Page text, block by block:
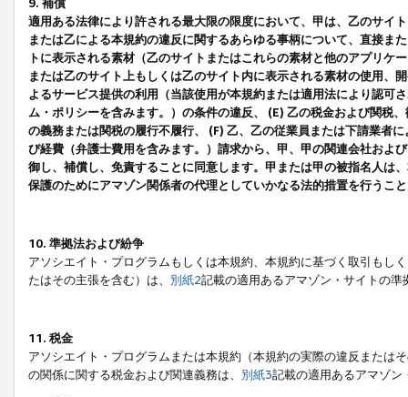
9. 補償
適用ある法律により許される最大限の限度において、甲は、乙のサイ
または乙による本規約の違反に関するあらゆる事柄について、直接ま
トに表示される素材（乙のサイトまたはこれらの素材と他のアプリ
または乙のサイト上もしくは乙のサイト内に表示される素材の使用、
よるサービス提供の利用（当該使用が本規約または適用法により認可
ム・ポリシーを含みます。）の条件の違反、 (E) 乙の税金および関税
の義務または関税の履行不履行、 (F) 乙、乙の従業員または下請業者
び経費（弁護士費用を含みます。）請求から、甲、甲の関連会社およ
御し、補償し、免責することに同意します。甲または甲の被指名人は
保護のためにアマゾン関係者の代理としていかなる法的措置を行うこ
10. 準拠法および紛争
アソシエイト・プログラムもしくは本規約、本規約に基づく取引もし
たはその主張を含む）は、 別紙2記載の適用あるアマゾン・サイトの
11. 税金
アソシエイト・プログラムまたは本規約（本規約の実際の違反または
の関係に関する税金および関連義務は、 別紙3記載の適用あるアマゾン